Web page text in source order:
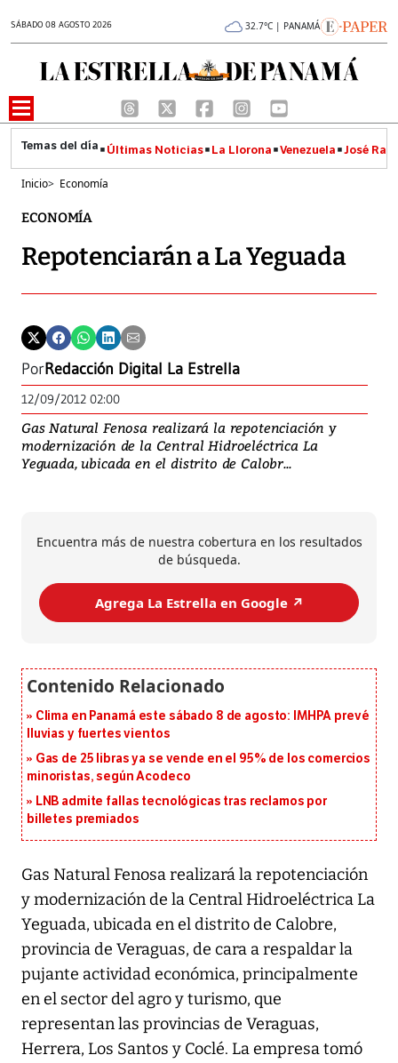
SÁBADO 08 AGOSTO 2026 32.7°C | PANAMÁ
Últimas Noticias La Llorona Venezuela José
Inicio> Economía
ECONOMÍA
Repotenciarán a La Yeguada
PorRedacción Digital La Estrella
12/09/2012 02:00
Gas Natural Fenosa realizará la repotenciación y
modernización de la Central Hidroeléctrica La
Yeguada, ubicada en el distrito de Calobr...
Encuentra más de nuestra cobertura en los resultados
de búsqueda.
Agrega La Estrella en Google ↗️
Clima en Panamá este sábado 8 de agosto: IMHPA prevé
lluvias y fuertes vientos
Gas de 25 libras ya se vende en el 95% de los comercios
minoristas, según Acodeco
LNB admite fallas tecnológicas tras reclamos por
billetes premiados
Gas Natural Fenosa realizará la repotenciación
y modernización de la Central Hidroeléctrica La
Yeguada, ubicada en el distrito de Calobre,
provincia de Veraguas, de cara a respaldar la
pujante actividad económica, principalmente
en el sector del agro y turismo, que
representan las provincias de Veraguas,
Herrera, Los Santos y Coclé. La empresa tomó